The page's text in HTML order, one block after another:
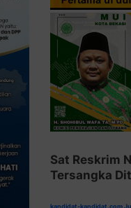
Sat Reskrim
Tersangka
kandidat-kandidat.com